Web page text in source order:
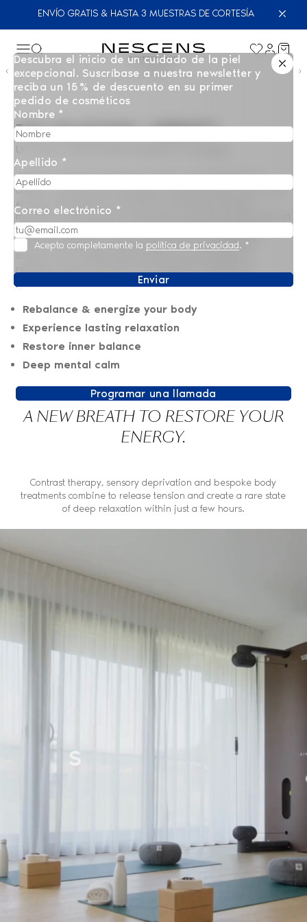
ENVÍO GRATIS & HASTA 3 MUESTRAS DE CORTESÍA
01/04
THE COLLECTION - SERENITY
Un nuevo soplo para recuperar tu energía
Media jornada diseñada para renovar completamente el
cuerpo. La terapia de contrastes, que alterna calor y frío, inicia
el viaje estimulando la circulación y aliviando la tensión
muscular. A continuación, la privación sensorial le guía hacia un
estado de calma poco habitual, liberando la mente de las
presiones externas. El ritual concluye con una exfoliación
corporal y un masaje personalizado, que prolongan la
Rebalance & energize your body
Experience lasting relaxation
Restore inner balance
Deep mental calm
Programar una llamada
A NEW BREATH TO RESTORE YOUR
ENERGY.
Contrast therapy, sensory deprivation and bespoke body
treatments combine to release tension and create a rare state
of deep relaxation within just a few hours.
Descubra el inicio de un cuidado de la piel
excepcional. Suscríbase a nuestra newsletter y
reciba un 15 % de descuento en su primer
pedido de cosméticos
Nombre *
Apellido *
Correo electrónico *
Acepto completamente la política de privacidad. *
Enviar